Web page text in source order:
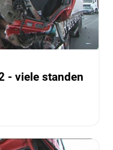
- viele standen